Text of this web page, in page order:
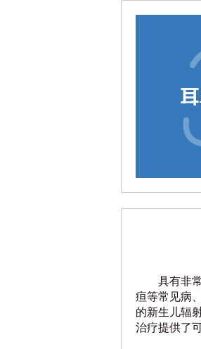
具有非
疸等常见病
的新生儿辐
治疗提供了